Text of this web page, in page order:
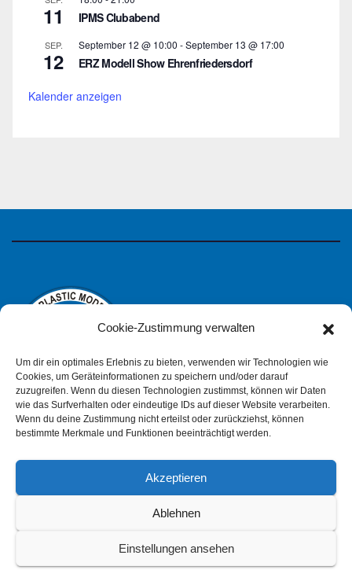
Cookie-Zustimmung verwalten
Um dir ein optimales Erlebnis zu bieten, verwenden wir Technologien wie
Cookies, um Geräteinformationen zu speichern und/oder darauf
zuzugreifen. Wenn du diesen Technologien zustimmst, können wir Daten
wie das Surfverhalten oder eindeutige IDs auf dieser Website verarbeiten.
Wenn du deine Zustimmung nicht erteilst oder zurückziehst, können
bestimmte Merkmale und Funktionen beeinträchtigt werden.
Akzeptieren
Ablehnen
Einstellungen ansehen
11 IPMS Clubabend
SEP.
12
September 12 @ 10:00 -September 13 @ 17:00
ERZ Modell Show Ehrenfriedersdorf
Kalender anzeigen
IPMS Deutschland
Datenschutzerklärung (pdf)
Cookie-Richtlinie (EU)